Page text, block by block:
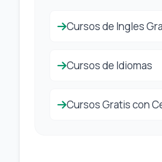
Cursos de Ingles
Cursos de Idiomas
Cursos Gratis con